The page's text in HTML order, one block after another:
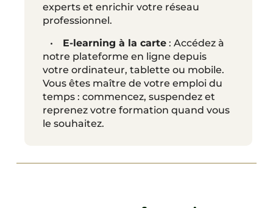
experts et enrichir votre réseau
professionnel.
• E-learning à la carte: Accédez à
notre plateforme en ligne depuis
votre ordinateur, tablette ou mobile.
Vous êtes maître de votre emploi du
temps : commencez, suspendez et
reprenez votre formation quand vous
le souhaitez.